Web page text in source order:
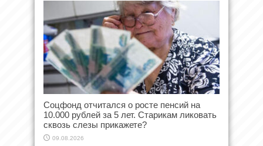
Соцфонд отчитался о росте пенсий на
10.000 рублей за 5 лет. Старикам ликовать
сквозь слезы прикажете?
09.08.2026